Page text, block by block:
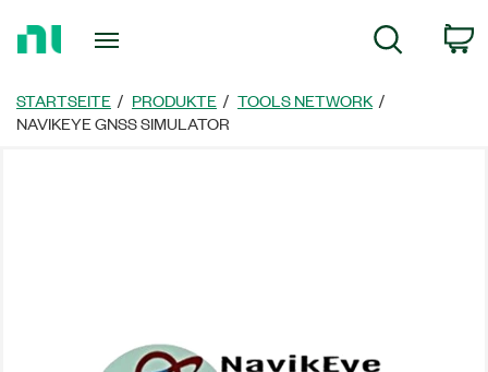
zur
Suche
STARTSEITE PRODUKTE
TOOLS NETWORK
NAVIKEYE GNSS SIMULATOR